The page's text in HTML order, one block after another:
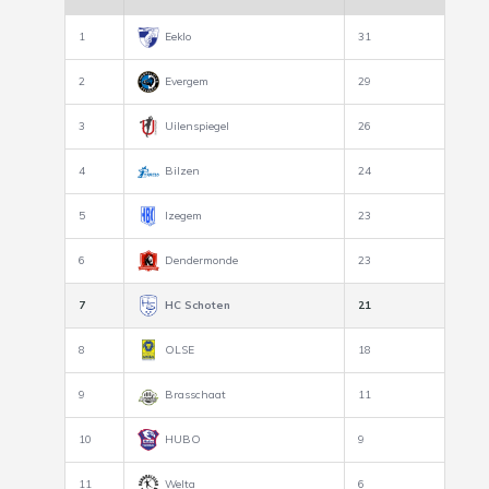
1 Eeklo 31
2 Evergem 29
3 Uilenspiegel 26
4 Bilzen 24
5 Izegem 23
6 Dendermonde 23
7 HC Schoten 21
8 OLSE 18
9 Brasschaat 11
10 HUBO 9
11 Welta 6